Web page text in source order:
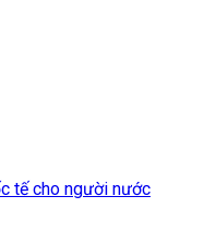
tế cho người nước